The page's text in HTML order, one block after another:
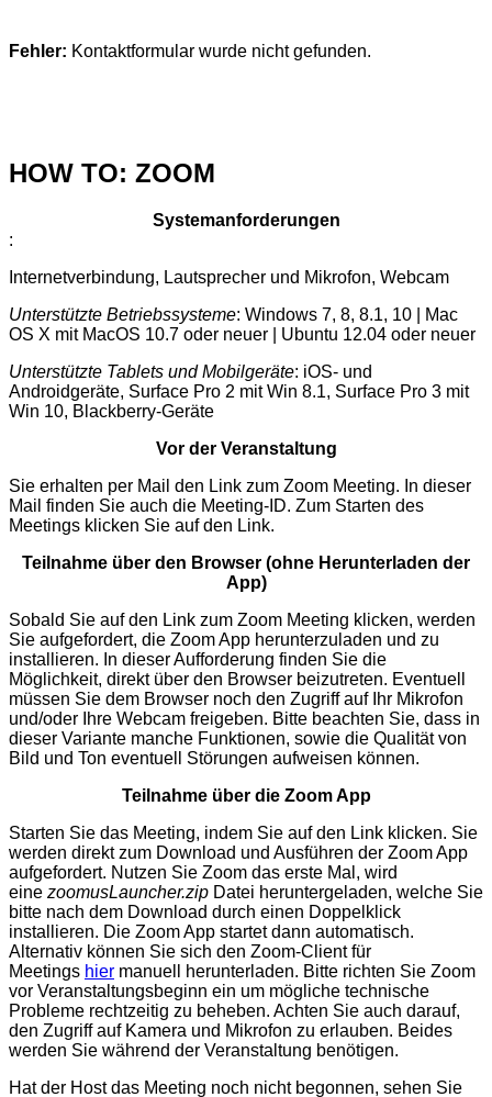
Fehler: Kontaktformular wurde nicht gefunden.
HOW TO: ZOOM
Systemanforderungen
:
Internetverbindung, Lautsprecher und Mikrofon, Webcam
Unterstützte Betriebssysteme: Windows 7, 8, 8.1, 10 | Mac
OS X mit MacOS 10.7 oder neuer | Ubuntu 12.04 oder neuer
Unterstützte Tablets und Mobilgeräte: iOS- und
Androidgeräte, Surface Pro 2 mit Win 8.1, Surface Pro 3 mit
Win 10, Blackberry-Geräte
Vor der Veranstaltung
Sie erhalten per Mail den Link zum Zoom Meeting. In dieser
Mail finden Sie auch die Meeting-ID. Zum Starten des
Meetings klicken Sie auf den Link.
Teilnahme über den Browser (ohne Herunterladen der
App)
Sobald Sie auf den Link zum Zoom Meeting klicken, werden
Sie aufgefordert, die Zoom App herunterzuladen und zu
installieren. In dieser Aufforderung finden Sie die
Möglichkeit, direkt über den Browser beizutreten. Eventuell
müssen Sie dem Browser noch den Zugriff auf Ihr Mikrofon
und/oder Ihre Webcam freigeben. Bitte beachten Sie, dass in
dieser Variante manche Funktionen, sowie die Qualität von
Bild und Ton eventuell Störungen aufweisen können.
Teilnahme über die Zoom App
Starten Sie das Meeting, indem Sie auf den Link klicken. Sie
werden direkt zum Download und Ausführen der Zoom App
aufgefordert. Nutzen Sie Zoom das erste Mal, wird
eine zoomusLauncher.zip Datei heruntergeladen, welche Sie
bitte nach dem Download durch einen Doppelklick
installieren. Die Zoom App startet dann automatisch.
Alternativ können Sie sich den Zoom-Client für
Meetings hier manuell herunterladen. Bitte richten Sie Zoom
vor Veranstaltungsbeginn ein um mögliche technische
Probleme rechtzeitig zu beheben. Achten Sie auch darauf,
den Zugriff auf Kamera und Mikrofon zu erlauben. Beides
werden Sie während der Veranstaltung benötigen.
Hat der Host das Meeting noch nicht begonnen, sehen Sie